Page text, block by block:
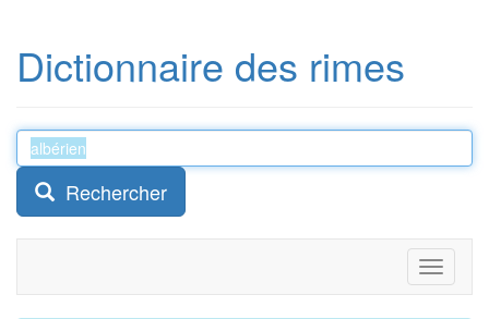
Dictionnaire des rimes
Rechercher
Toggle